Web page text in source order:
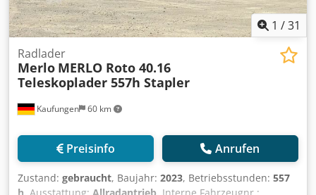
GMBH Wir sprechen: Deutsch, English, Spanish, Polnisch,
Ukrainisch, Russisch, Bulgarisch. ----.
1 /31
Kaufungen 60 km
Radlader
Merlo MERLO Roto 40.16
Teleskoplader 557h Stapler
Preisinfo Anrufen
Zustand: gebraucht, Baujahr: 2023, Betriebsstunden: 557
h, Ausstattung: Allradantrieb, Interne Fahrzeugnr.: